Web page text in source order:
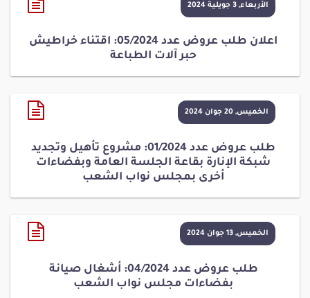
الأربعاء, 3 جويلية 2024
اعلان طلب عروض عدد 05/2024: اقتناء خراطيش
حبر آلات الطباعة
الخميس, 20 جوان 2024
طلب عروض عدد 01/2024: مشروع تأهيل وتجديد
شبكة الإنارة بقاعة الجلسة العامة وبفضاءات
أخرى بمجلس نواب الشعب
الخميس, 13 جوان 2024
طلب عروض عدد 04/2024: أشغال صيانة
بفضاءات مجلس نواب الشعب